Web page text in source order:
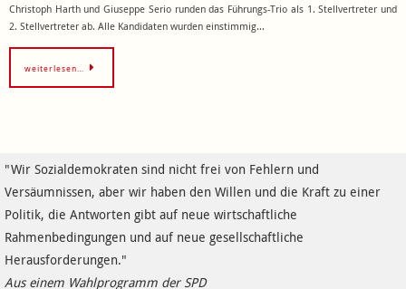
Christoph Harth und Giuseppe Serio runden das Führungs-Trio als 1. Stellvertreter und
2. Stellvertreter ab. Alle Kandidaten wurden einstimmig…
weiterlesen…
"Wir Sozialdemokraten sind nicht frei von Fehlern und
Versäumnissen, aber wir haben den Willen und die Kraft zu einer
Politik, die Antworten gibt auf neue wirtschaftliche
Rahmenbedingungen und auf neue gesellschaftliche
Herausforderungen."
Aus einem Wahlprogramm der SPD